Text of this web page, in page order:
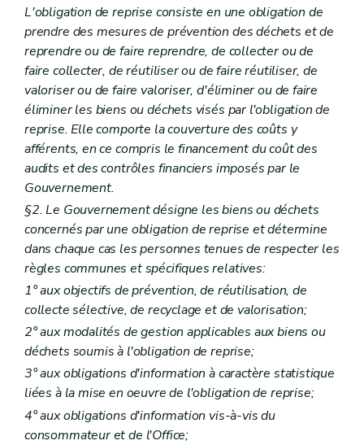
L'obligation de reprise consiste en une obligation de
prendre des mesures de prévention des déchets et de
reprendre ou de faire reprendre, de collecter ou de
faire collecter, de réutiliser ou de faire réutiliser, de
valoriser ou de faire valoriser, d'éliminer ou de faire
éliminer les biens ou déchets visés par l'obligation de
reprise. Elle comporte la couverture des coûts y
afférents, en ce compris le financement du coût des
audits et des contrôles financiers imposés par le
Gouvernement.
§2. Le Gouvernement désigne les biens ou déchets
concernés par une obligation de reprise et détermine
dans chaque cas les personnes tenues de respecter les
règles communes et spécifiques relatives:
1° aux objectifs de prévention, de réutilisation, de
collecte sélective, de recyclage et de valorisation;
2° aux modalités de gestion applicables aux biens ou
déchets soumis à l'obligation de reprise;
3° aux obligations d'information à caractère statistique
liées à la mise en oeuvre de l'obligation de reprise;
4° aux obligations d'information vis-à-vis du
consommateur et de l'Office;